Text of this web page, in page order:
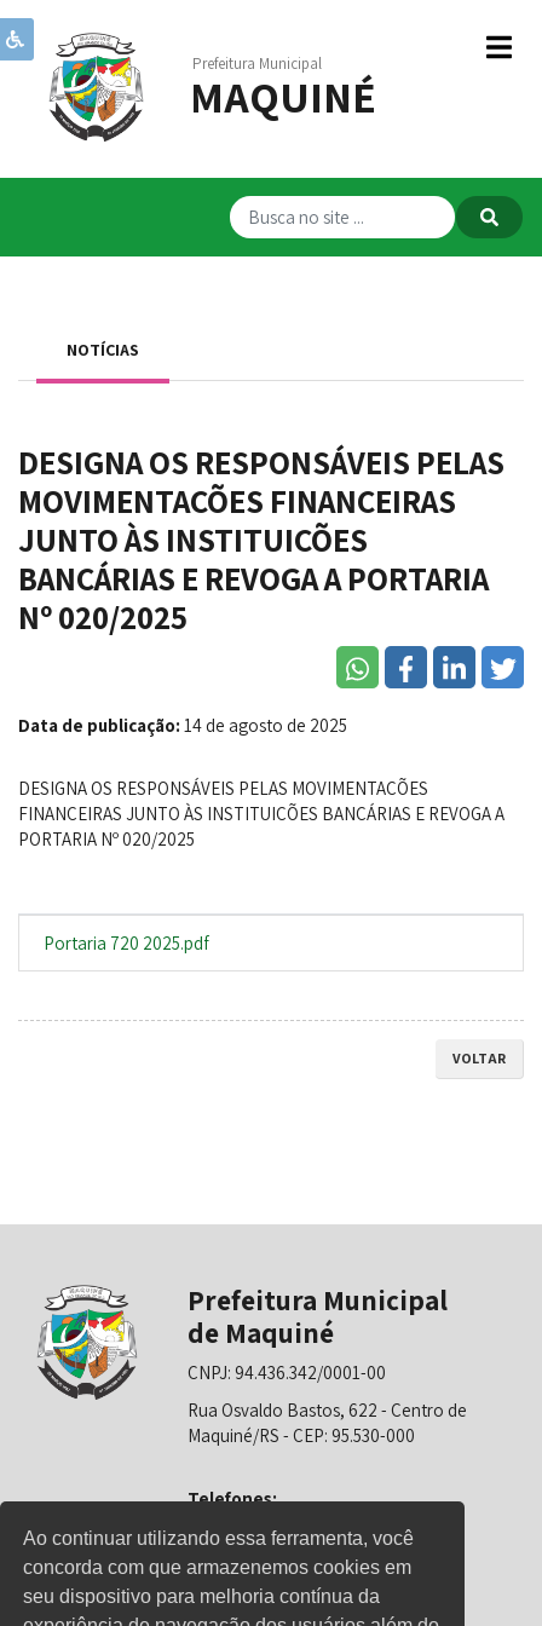
Ao continuar utilizando essa ferramenta, você
concorda com que armazenemos cookies em
seu dispositivo para melhoria contínua da
Prefeitura Municipal
MAQUINÉ
Institucional
Governo
Serviços
Servidores
NOTÍCIAS
DESIGNA OS RESPONSÁVEIS PELAS
MOVIMENTAÇÕES FINANCEIRAS
JUNTO ÀS INSTITUIÇÕES
BANCÁRIAS E REVOGA A PORTARIA
Nº 020/2025
Data de publicação: 14 de agosto de 2025
DESIGNA OS RESPONSÁVEIS PELAS MOVIMENTAÇÕES
FINANCEIRAS JUNTO ÀS INSTITUIÇÕES BANCÁRIAS E REVOGA A
PORTARIA Nº 020/2025
Portaria 720 2025.pdf
VOLTAR
Prefeitura Municipal
de Maquiné
CNPJ: 94.436.342/0001-00
Rua Osvaldo Bastos, 622 - Centro de
Maquiné/RS - CEP: 95.530-000
Telefones:
0800-6281325 (Prefeitura)
0800-6281326 (Educação)
0800-6281139 (Saúde)